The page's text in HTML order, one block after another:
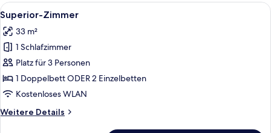
Alle
Fotos
für
Superior-
Zimmer
anzeigen
Ein modernes Schlafzimmer mit
8
Superior-Zimmer
33 m²
1 Schlafzimmer
Platz für 3 Personen
1 Doppelbett ODER 2 Einzelbetten
Kostenloses WLAN
Weitere Details
Weitere